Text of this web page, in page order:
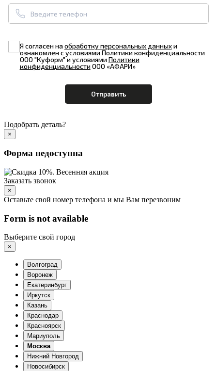
Я согласен наобработку персональных данныхи
ознакомлен с условиямиПолитики конфиденциальности
ООО "Куформ" и условиямиПолитики
конфиденциальностиООО «АФАРИ»
Подобрать деталь?
×
Форма недоступна
Заказать звонок
×
Оставьте свой номер телефона и мы Вам перезвоним
Form is not available
Выберите свой город
×
Волгоград
Воронеж
Екатеринбург
Иркутск
Казань
Краснодар
Красноярск
Мариуполь
Москва
Нижний Новгород
Новосибирск